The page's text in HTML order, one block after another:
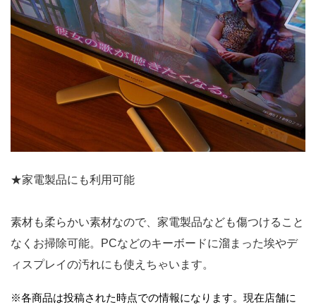
★家電製品にも利用可能
素材も柔らかい素材なので、家電製品なども傷つけること
なくお掃除可能。PCなどのキーボードに溜まった埃やデ
ィスプレイの汚れにも使えちゃいます。
※各商品は投稿された時点での情報になります。現在店舗に